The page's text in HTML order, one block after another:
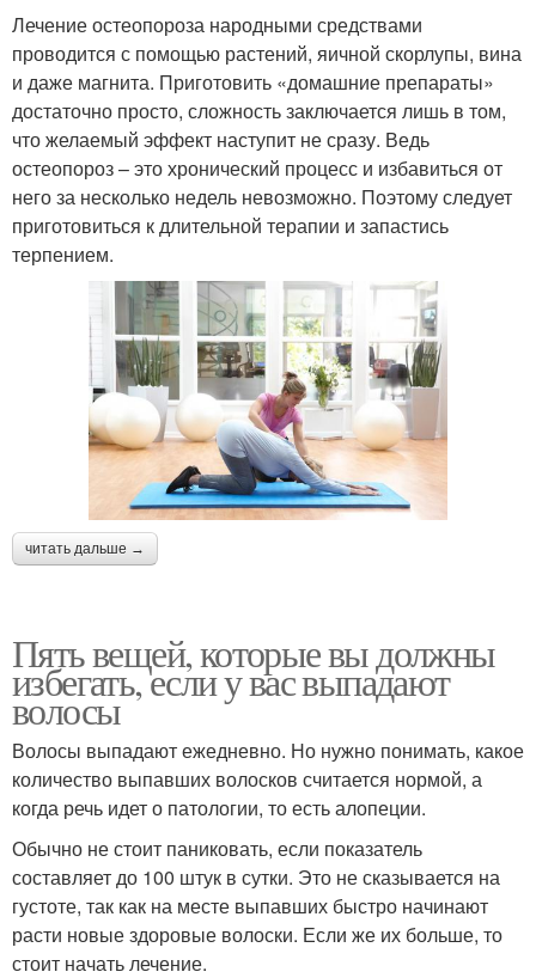
Лечение остеопороза народными средствами
проводится с помощью растений, яичной скорлупы, вина
и даже магнита. Приготовить «домашние препараты»
достаточно просто, сложность заключается лишь в том,
что желаемый эффект наступит не сразу. Ведь
остеопороз – это хронический процесс и избавиться от
него за несколько недель невозможно. Поэтому следует
приготовиться к длительной терапии и запастись
терпением.
читать дальше →
Пять вещей, которые вы должны
избегать, если у вас выпадают
волосы
Волосы выпадают ежедневно. Но нужно понимать, какое
количество выпавших волосков считается нормой, а
когда речь идет о патологии, то есть алопеции.
Обычно не стоит паниковать, если показатель
составляет до 100 штук в сутки. Это не сказывается на
густоте, так как на месте выпавших быстро начинают
расти новые здоровые волоски. Если же их больше, то
стоит начать лечение.